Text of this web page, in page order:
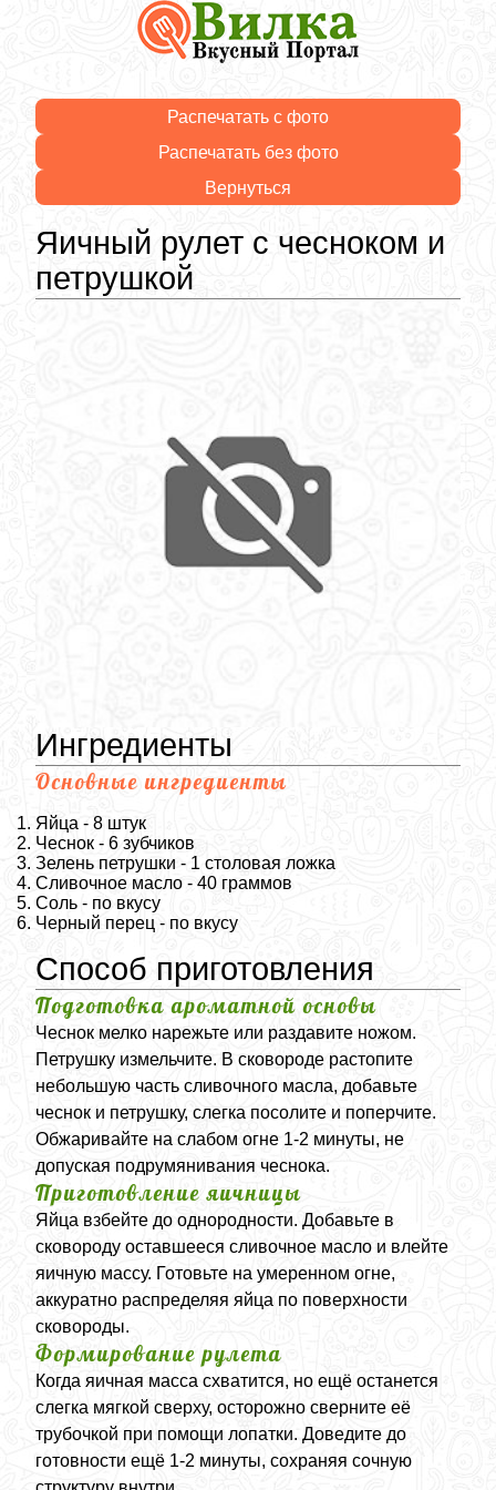
Распечатать с фото
Распечатать без фото
Вернуться
Яичный рулет с чесноком и
петрушкой
Ингредиенты
Основные ингредиенты
Яйца - 8 штук
Чеснок - 6 зубчиков
Зелень петрушки - 1 столовая ложка
Сливочное масло - 40 граммов
Соль - по вкусу
Черный перец - по вкусу
Способ приготовления
Подготовка ароматной основы
Чеснок мелко нарежьте или раздавите ножом.
Петрушку измельчите. В сковороде растопите
небольшую часть сливочного масла, добавьте
чеснок и петрушку, слегка посолите и поперчите.
Обжаривайте на слабом огне 1-2 минуты, не
допуская подрумянивания чеснока.
Приготовление яичницы
Яйца взбейте до однородности. Добавьте в
сковороду оставшееся сливочное масло и влейте
яичную массу. Готовьте на умеренном огне,
аккуратно распределяя яйца по поверхности
сковороды.
Формирование рулета
Когда яичная масса схватится, но ещё останется
слегка мягкой сверху, осторожно сверните её
трубочкой при помощи лопатки. Доведите до
готовности ещё 1-2 минуты, сохраняя сочную